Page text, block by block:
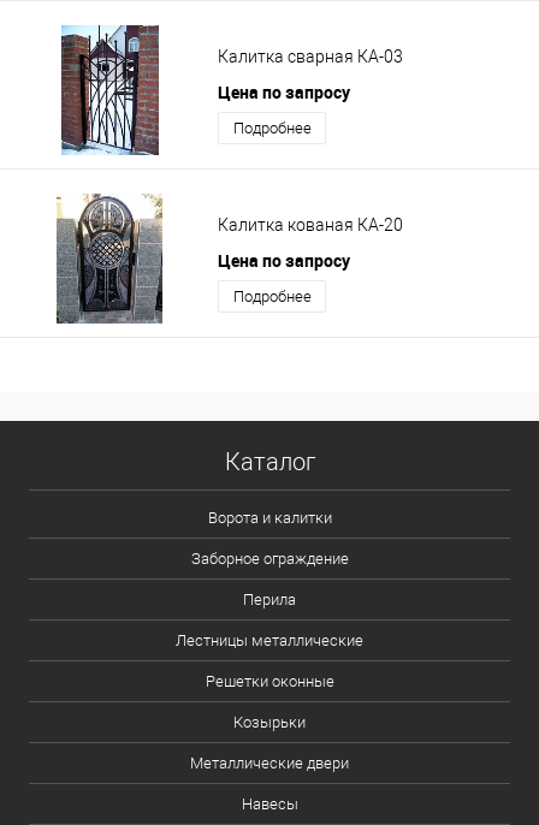
Калитка сварная КА-03
Цена по запросу
Подробнее
Калитка кованая КА-20
Цена по запросу
Подробнее
Каталог
Ворота и калитки
Заборное ограждение
Перила
Лестницы металлические
Решетки оконные
Козырьки
Металлические двери
Навесы